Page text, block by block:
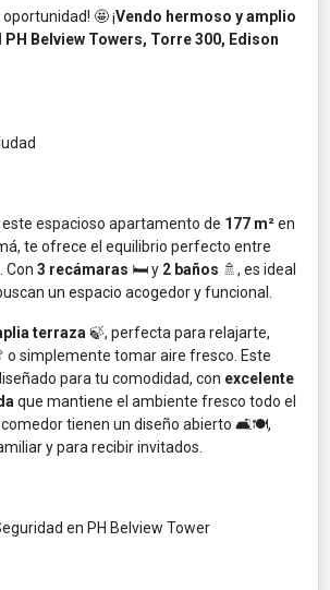
🤩 ¡Vendo hermoso y amplio
Belview Towers, Torre 300, Edison
este espacioso apartamento de 177 m²en
te ofrece el equilibrio perfecto entre
Con 3 recámaras 🛏️ y 2 baños 🚿, es ideal
un espacio acogedor y funcional.
terraza 🍃, perfecta para relajarte,
o simplemente tomar aire fresco. Este
para tu comodidad, con excelente
que mantiene el ambiente fresco todo el
comedor tienen un diseño abierto 🛋️🍽️,
y para recibir invitados.
en PH Belview Tower